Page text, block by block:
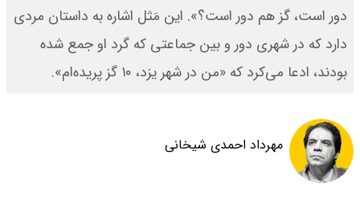
دور است، گز هم دور است؟». این مَثل اشاره به داستان مردی
دارد که در شهری دور و بین جماعتی که گرد او جمع شده
بودند، ادعا می‌کرد که «من در شهر یزد، ۱۰ گز پریده‌ام».
مهرداد احمدی شیخانی